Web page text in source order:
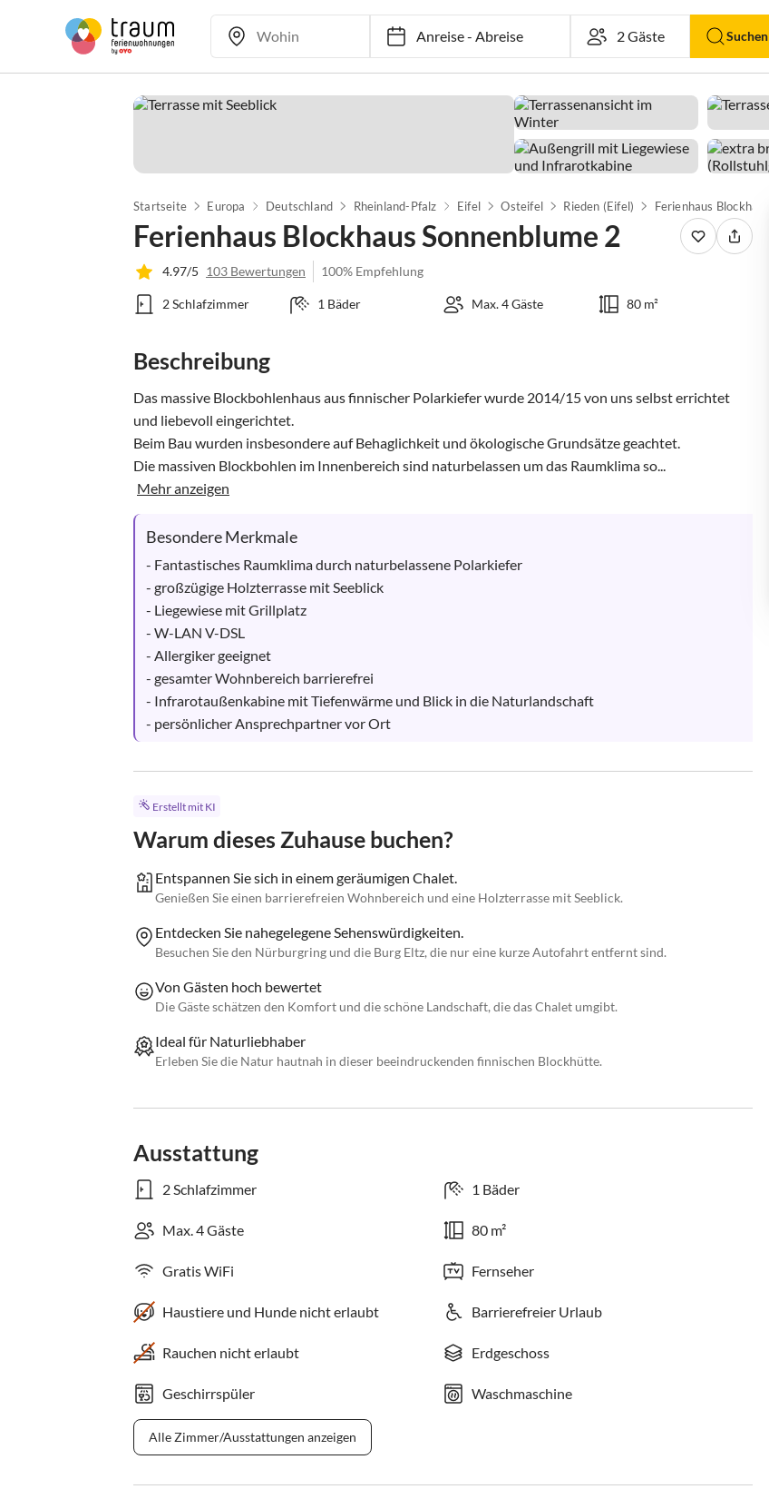
Anreise-Abreise Suchen
Startseite Europa Deutschland Rheinland-Pfalz Eifel Osteifel Rieden (Eifel)
Ferienhaus Blockhaus Sonnenblume 2
4.97/5 103 Bewertungen 100% Empfehlung
2 Schlafzimmer 1 Bäder Max. 4 Gäste 80 m²
Beschreibung
Das massive Blockbohlenhaus aus finnischer Polarkiefer wurde 2014/15 von uns selbst errichtet
und liebevoll eingerichtet.
Beim Bau wurden insbesondere auf Behaglichkeit und ökologische Grundsätze geachtet.
Die massiven Blockbohlen im Innenbereich sind naturbelassen um das Raumklima so...
Mehr anzeigen
Besondere Merkmale
- Fantastisches Raumklima durch naturbelassene Polarkiefer
- großzügige Holzterrasse mit Seeblick
- Liegewiese mit Grillplatz
- W-LAN V-DSL
- Allergiker geeignet
- gesamter Wohnbereich barrierefrei
- Infrarotaußenkabine mit Tiefenwärme und Blick in die Naturlandschaft
- persönlicher Ansprechpartner vor Ort
Erstellt mit KI
Warum dieses Zuhause buchen?
Entspannen Sie sich in einem geräumigen Chalet.
Genießen Sie einen barrierefreien Wohnbereich und eine Holzterrasse mit Seeblick.
Entdecken Sie nahegelegene Sehenswürdigkeiten.
Besuchen Sie den Nürburgring und die Burg Eltz, die nur eine kurze Autofahrt entfernt sind.
Von Gästen hoch bewertet
Die Gäste schätzen den Komfort und die schöne Landschaft, die das Chalet umgibt.
Ideal für Naturliebhaber
Erleben Sie die Natur hautnah in dieser beeindruckenden finnischen Blockhütte.
Ausstattung
2 Schlafzimmer 1 Bäder
Max. 4 Gäste 80 m²
Gratis WiFi Fernseher
Haustiere und Hunde nicht erlaubt Barrierefreier Urlaub
Rauchen nicht erlaubt Erdgeschoss
Geschirrspüler Waschmaschine
Alle Zimmer/Ausstattungen anzeigen